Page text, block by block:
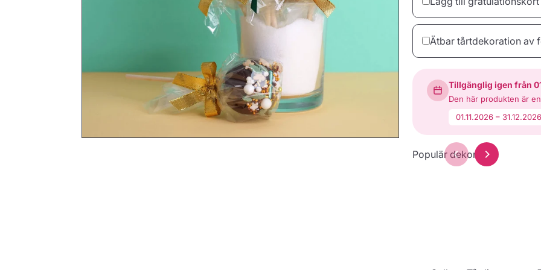
dinTarta.se Yay
39,00 kr
Ätbar tårtdekoration
Hjärta
43,00 kr
Tillgänglig igen från
Den här produkten är
01.11.2026 – 31.12.2026
Populär dekoration